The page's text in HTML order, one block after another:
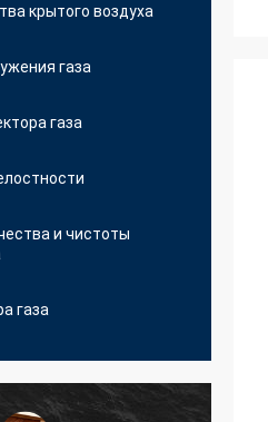
крытого воздуха
газа
газа
и чистоты
газа